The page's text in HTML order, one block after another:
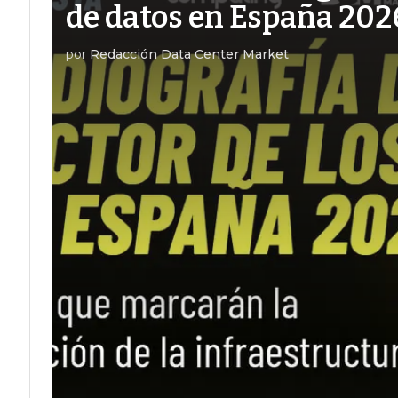
de datos en España
por Redacción Data Center Market